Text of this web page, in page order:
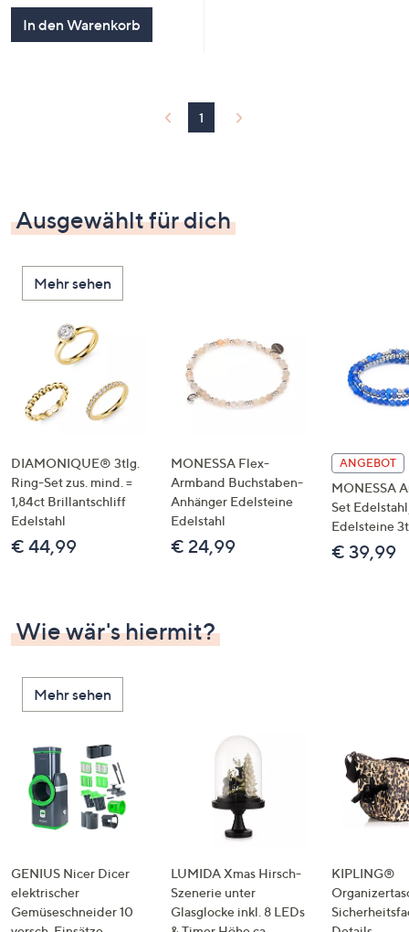
In den Warenkorb
1
Ausgewählt für dich
Mehr sehen
DIAMONIQUE® 3tlg.
Ring-Set zus. mind. =
1,84ct Brillantschliff
Edelstahl
€ 44,99
MONESSA Flex-
Armband Buchstaben-
Anhänger Edelsteine
Edelstahl
€ 24,99
ANGEBOT
MONESSA
Set
Edelsteine
€ 39,99
Wie wär's hiermit?
Mehr sehen
GENIUS Nicer Dicer
elektrischer
Gemüseschneider 10
LUMIDA Xmas Hirsch-
Szenerie unter
Glasglocke inkl. 8 LEDs
KIPLING®